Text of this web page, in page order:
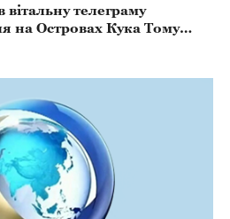
вітальну телеграму
на Островах Кука Тому
Конституції